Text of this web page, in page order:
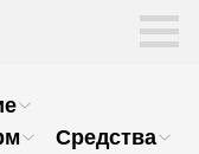
Средства